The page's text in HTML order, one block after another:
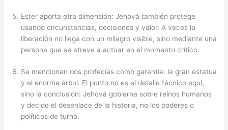
Ester aporta otra dimensión: Jehová también protege
usando circunstancias, decisiones y valor. A veces la
liberación no llega con un milagro visible, sino mediante una
persona que se atreve a actuar en el momento crítico.
Se mencionan dos profecías como garantía: la gran estatua
y el enorme árbol. El punto no es el detalle técnico aquí,
sino la conclusión: Jehová gobierna sobre reinos humanos
y decide el desenlace de la historia, no los poderes o
políticos de turno.